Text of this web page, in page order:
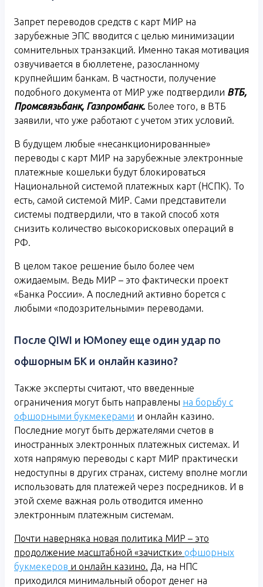
Запрет переводов средств с карт МИР на
зарубежные ЭПС вводится с целью минимизации
сомнительных транзакций. Именно такая мотивация
озвучивается в бюллетене, разосланному
крупнейшим банкам. В частности, получение
подобного документа от МИР уже подтвердили ВТБ,
Промсвязьбанк, Газпромбанк. Более того, в ВТБ
заявили, что уже работают с учетом этих условий.
В будущем любые «несанкционированные»
переводы с карт МИР на зарубежные электронные
платежные кошельки будут блокироваться
Национальной системой платежных карт (НСПК). То
есть, самой системой МИР. Сами представители
системы подтвердили, что в такой способ хотя
снизить количество высокорисковых операций в
РФ.
В целом такое решение было более чем
ожидаемым. Ведь МИР – это фактически проект
«Банка России». А последний активно борется с
любыми «подозрительными» переводами.
После QIWI и ЮMoney еще один удар по
офшорным БК и онлайн казино?
Также эксперты считают, что введенные
ограничения могут быть направлены на борьбу с
офшорными букмекерами и онлайн казино.
Последние могут быть держателями счетов в
иностранных электронных платежных системах. И
хотя напрямую переводы с карт МИР практически
недоступны в других странах, систему вполне могли
использовать для платежей через посредников. И в
этой схеме важная роль отводится именно
электронным платежным системам.
Почти наверняка новая политика МИР – это
продолжение масштабной «зачистки» офшорных
букмекеров и онлайн казино. Да, на НПС
приходился минимальный оборот денег на